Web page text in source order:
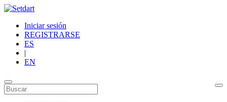
Iniciar sesión
REGISTRARSE
ES
|
EN